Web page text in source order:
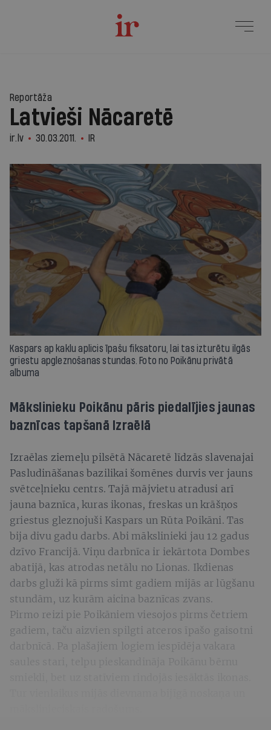
Reportāža
Latvieši Nācaretē
ir.lv 30.03.2011. IR
Kaspars ap kaklu aplicis īpašu fiksatoru, lai tas izturētu ilgās
griestu apgleznošanas stundas. Foto no Poikānu privātā
albuma
Mākslinieku Poikānu pāris piedalījies jaunas
baznīcas tapšanā Izraēlā
Izraēlas ziemeļu pilsētā Nācaretē līdzās slavenajai
Pasludināšanas bazilikai šomēnes durvis ver jauns
svētceļnieku centrs. Tajā mājvietu atradusi arī
jauna baznīca, kuras ikonas, freskas un krāšņos
griestus gleznojuši Kaspars un Rūta Poikāni. Tas
bija divu gadu darbs. Abi mākslinieki jau 12 gadus
dzīvo Francijā. Viņu darbnīca ir iekārtota Dombes
abatijā, kas atrodas netālu no Lionas. Ikdienas
darbs gluži kā pirms simt gadiem mijās ar lūgšanu
stundām, uz kurām aicina baznīcas zvans.
Pirmo reizi pie Poikāniem viesojos pirms četriem
gadiem, taču aizvien spilgti atceros īpašo gaisotni
darbnīcā. Pa plašajiem logiem iespīdēja vakara